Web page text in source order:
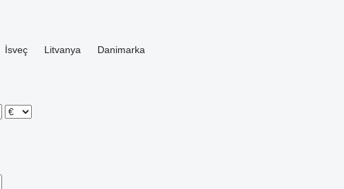
İsveç Litvanya
Danimarka